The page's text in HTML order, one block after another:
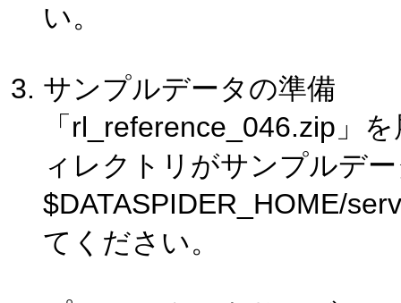
い。
サンプルデータの準備
「rl_reference_046.zip」
ィレクトリがサンプルデ
$DATASPIDER_HOME/
てください。